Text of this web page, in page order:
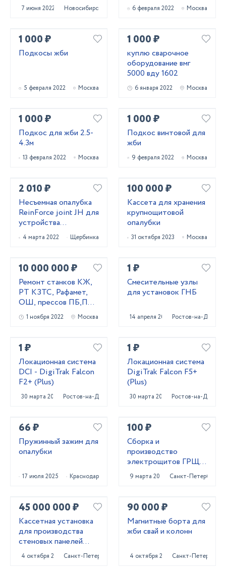
7 июня 2022 Новосибирск 6 февраля 2022 Москва
1 000 ₽
Подкосы жби
5 февраля 2022 Москва
1 000 ₽
куплю сварочное
оборудование вмг
5000 вду 1602
6 января 2022 Москва
1 000 ₽
Подкос для жби 2.5-
4.3м
13 февраля 2022 Москва
1 000 ₽
Подкос винтовой для
жби
9 февраля 2022 Москва
2 010 ₽
Несъемная опалубка
ReinForce joint JH для
устройства
промышленных
бетонных полов
4 марта 2022 Щербинка
100 000 ₽
Кассета для хранения
крупнощитовой
опалубки
31 октября 2023 Москва
10 000 000 ₽
Ремонт станков КЖ,
РТ КЗТС, Рафамет,
ОШ, прессов ПБ,ПА,
ПО, домкратов
1 ноября 2022 Москва
1 ₽
Смесительные узлы
для установок ГНБ
14 апреля 2022 Ростов-на-Дону
1 ₽
Локационная система
DCI - DigiTrak Falcon
F2+ (Plus)
30 марта 2023 Ростов-на-Дону
1 ₽
Локационная система
DigiTrak Falcon F5+
(Plus)
30 марта 2023 Ростов-на-Дону
66 ₽
Пружинный зажим для
опалубки
17 июля 2025 Краснодар
100 ₽
Сборка и
производство
электрощитов ГРЩ,
АВР, ВРУ, ЩО,ЩЭ,
ЩУ...
9 марта 2023 Санкт-Петербург
45 000 000 ₽
Кассетная установка
для производства
стеновых панелей
ЖБИ
4 октября 2024Санкт-Петербург
90 000 ₽
Магнитные борта для
жби свай и колонн
4 октября 2024Санкт-Петербург